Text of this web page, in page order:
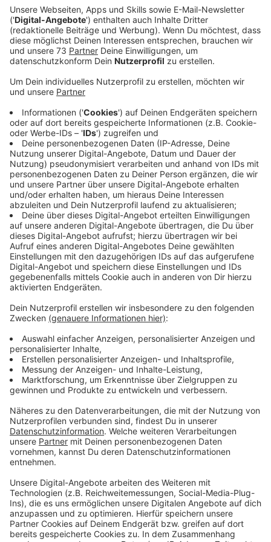
Ein Promi, keine Fragen und fünf
Gegenstände
Anzeige
Wenn ein Popstar, Comedian, Schauspieler oder
Politiker bei uns zu Besuch ist, stellt er sich auch dem
besonderen Video-Interview „Fünf für". Dabei wird
keine einzige Frage gestellt, sondern dem Gast
einfach fünf Dinge in die Hand gedrückt, zu denen er
das erzählt, was ihm als Erstes einfällt. Keine
Standardantworten, keine Promotionaussagen -
sondern ganz persönliche Geschichten - das ist „Fünf
für"!
Anzeige
Wir benötigen Ihre
Zustimmung, um den YouTube
Video-Service zu laden!
Wir verwenden einen Service eines
Drittanbieters, um Videoinhalte
Daten zu Ihren Aktivitäten
sammeln. Bitte lesen Sie die
Details durch und stimmen Sie der
Nutzung des Service zu, um dieses
Mehr Informationen
Akzeptieren
Fünf für Alice Merton
Anzeige